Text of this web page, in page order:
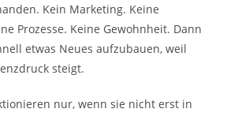
Kein Marketing. Keine
Prozesse. Keine Gewohnheit. Dann
etwas Neues aufzubauen, weil
steigt.
nur, wenn sie nicht erst in